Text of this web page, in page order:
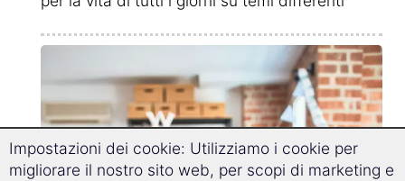
Impostazioni dei cookie: Utilizziamo i cookie per
migliorare il nostro sito web, per scopi di marketing e